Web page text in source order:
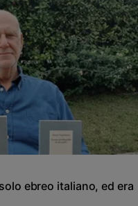
ebreo italiano, ed era